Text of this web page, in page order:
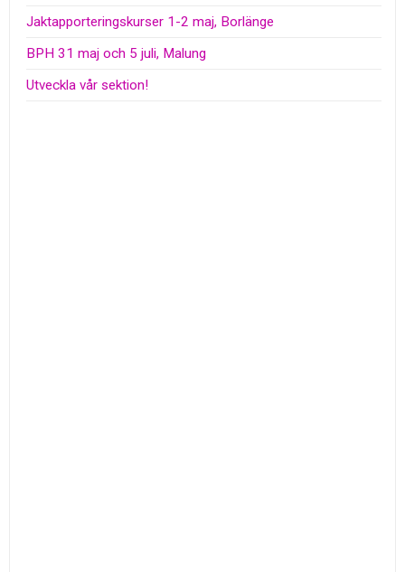
Jaktapporteringskurser 1-2 maj, Borlänge
BPH 31 maj och 5 juli, Malung
Utveckla vår sektion!